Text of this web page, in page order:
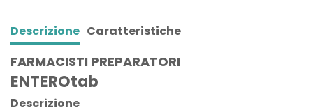
Descrizione Caratteristiche
FARMACISTI PREPARATORI
ENTEROtab
Descrizione